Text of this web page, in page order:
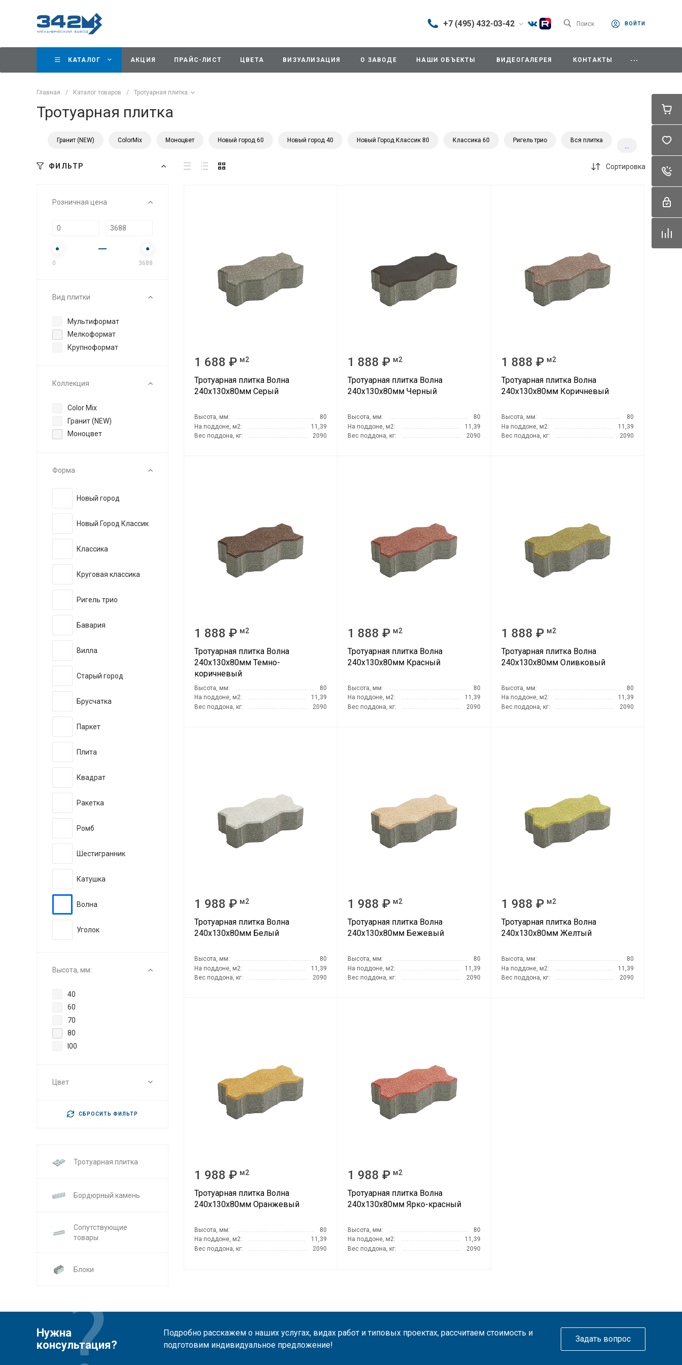
+7 (495) 432-03-42
+7 (495) 432-03-42
г. Домодедово. Отдел
д.11/10
+7 (495) 787-91-34
+7 (985) 096-13-87
г. Домодедово. Отдел
кадров, ул.Промышленная,
д.11/10
Поиск ВОЙТИ
КАТАЛОГ АКЦИЯ ПРАЙС-ЛИСТ ЦВЕТА ВИЗУАЛИЗАЦИЯ О ЗАВОДЕ НАШИ ОБЪЕКТЫ ВИДЕОГАЛЕРЕЯ КОНТАКТЫ ...
Главная / Каталог товаров / Тротуарная плитка
Тротуарная плитка
Гранит (NEW) ColorMix Моноцвет Новый город 60 Новый город 40 Новый Город Классик 80 Классика 60 Ригель трио Вся плитка
...
ФИЛЬТР
Розничная цена
0 3688
Вид плитки
Мультиформат
Мелкоформат
Крупноформат
Коллекция
Color Mix
Гранит (NEW)
Моноцвет
Форма
Новый город
Новый Город Классик
Классика
Круговая классика
Ригель трио
Бавария
Вилла
Старый город
Брусчатка
Паркет
Плита
Квадрат
Ракетка
Ромб
Шестигранник
Катушка
Волна
Уголок
Высота, мм:
40
60
70
80
I00
Цвет
СБРОСИТЬ ФИЛЬТР
Тротуарная плитка
Бордюрный камень
Сопутствующие
товары
Блоки
Сортировка
1 688 ₽ м2
Тротуарная плитка Волна
240х130х80мм Серый
Высота, мм:
80
На поддоне, м2:
11,39
Вес поддона, кг:
2090
1 888 ₽ м2
Тротуарная плитка Волна
240х130х80мм Черный
Высота, мм:
80
На поддоне, м2:
11,39
Вес поддона, кг:
2090
1 888 ₽ м2
Тротуарная плитка Волна
240х130х80мм Коричневый
Высота, мм:
80
На поддоне, м2:
11,39
Вес поддона, кг:
2090
1 888 ₽ м2
Тротуарная плитка Волна
240х130х80мм Темно-
коричневый
Высота, мм:
80
На поддоне, м2:
11,39
Вес поддона, кг:
2090
1 888 ₽ м2
Тротуарная плитка Волна
240х130х80мм Красный
Высота, мм:
80
На поддоне, м2:
11,39
Вес поддона, кг:
2090
1 888 ₽ м2
Тротуарная плитка Волна
240х130х80мм Оливковый
Высота, мм:
80
На поддоне, м2:
11,39
Вес поддона, кг:
2090
1 988 ₽ м2
Тротуарная плитка Волна
240х130х80мм Белый
Высота, мм:
80
На поддоне, м2:
11,39
Вес поддона, кг:
2090
1 988 ₽ м2
Тротуарная плитка Волна
240х130х80мм Бежевый
Высота, мм:
80
На поддоне, м2:
11,39
Вес поддона, кг:
2090
1 988 ₽ м2
Тротуарная плитка Волна
240х130х80мм Желтый
Высота, мм:
80
На поддоне, м2:
11,39
Вес поддона, кг:
2090
1 988 ₽ м2
Тротуарная плитка Волна
240х130х80мм Оранжевый
Высота, мм:
80
На поддоне, м2:
11,39
Вес поддона, кг:
2090
1 988 ₽ м2
Тротуарная плитка Волна
240х130х80мм Ярко-красный
Высота, мм:
80
На поддоне, м2:
11,39
Вес поддона, кг:
2090
Нужна
консультация?
Подробно расскажем о наших услугах, видах работ и типовых проектах, рассчитаем стоимость и
подготовим индивидуальное предложение!
Задать вопрос